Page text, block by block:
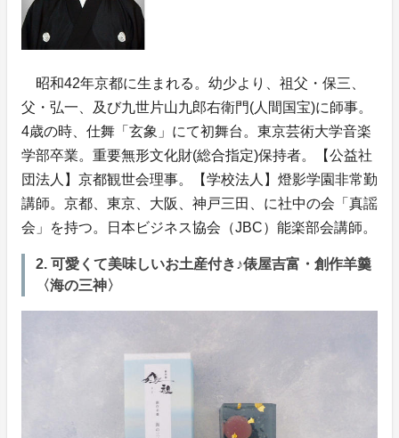
昭和42年京都に生まれる。幼少より、祖父・保三、
父・弘一、及び九世片山九郎右衛門(人間国宝)に師事。
4歳の時、仕舞「玄象」にて初舞台。東京芸術大学音楽
学部卒業。重要無形文化財(総合指定)保持者。【公益社
団法人】京都観世会理事。【学校法人】燈影学園非常勤
講師。京都、東京、大阪、神戸三田、に社中の会「真謡
会」を持つ。日本ビジネス協会（JBC）能楽部会講師。
2. 可愛くて美味しいお土産付き♪俵屋吉富・創作羊羹
〈海の三神〉